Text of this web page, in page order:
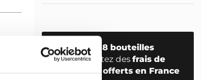
Dès
18 bouteilles
profitez des frais de
port offerts en France